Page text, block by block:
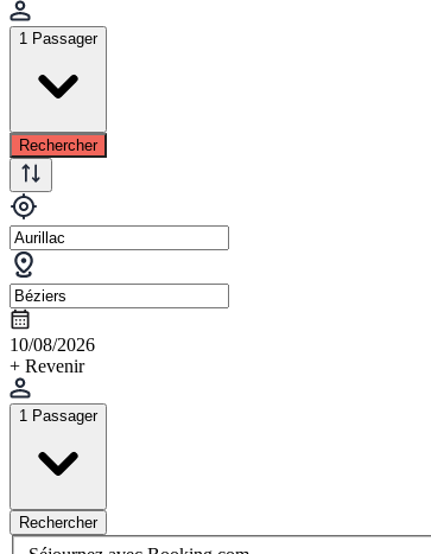
1 Passager
Rechercher
10/08/2026
+ Revenir
1 Passager
Rechercher